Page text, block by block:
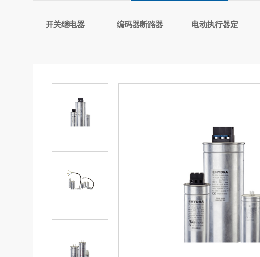
开关继电器 编码器断路器 电动执行器定